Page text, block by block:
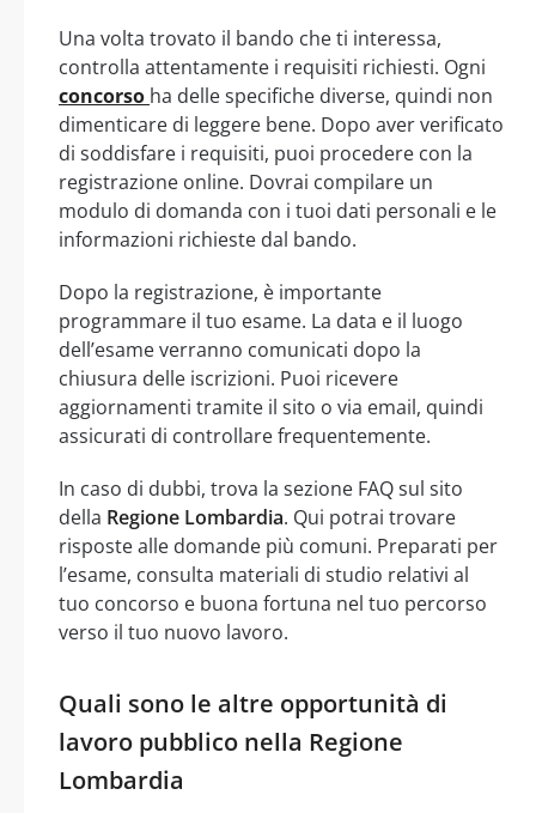
Una volta trovato il bando che ti interessa,
controlla attentamente i requisiti richiesti. Ogni
concorso ha delle specifiche diverse, quindi non
dimenticare di leggere bene. Dopo aver verificato
di soddisfare i requisiti, puoi procedere con la
registrazione online. Dovrai compilare un
modulo di domanda con i tuoi dati personali e le
informazioni richieste dal bando.
Dopo la registrazione, è importante
programmare il tuo esame. La data e il luogo
dell’esame verranno comunicati dopo la
chiusura delle iscrizioni. Puoi ricevere
aggiornamenti tramite il sito o via email, quindi
assicurati di controllare frequentemente.
In caso di dubbi, trova la sezione FAQ sul sito
della Regione Lombardia. Qui potrai trovare
risposte alle domande più comuni. Preparati per
l’esame, consulta materiali di studio relativi al
tuo concorso e buona fortuna nel tuo percorso
verso il tuo nuovo lavoro.
Quali sono le altre opportunità di
lavoro pubblico nella Regione
Lombardia